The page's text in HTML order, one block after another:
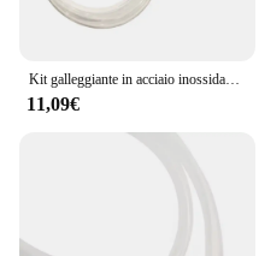
Kit galleggiante in acciaio inossidabile Kegland (S.S Float + S.S Keg Dip Tube SENZA linguette di orientamento KL12430+14076
11,09€